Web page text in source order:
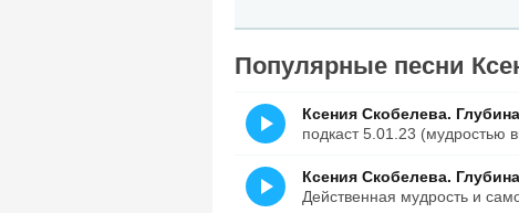
Популярные песни
Ксения Скобелева.
подкаст 5.01.23 (мудростью
Ксения Скобелева.
Действенная мудрость и